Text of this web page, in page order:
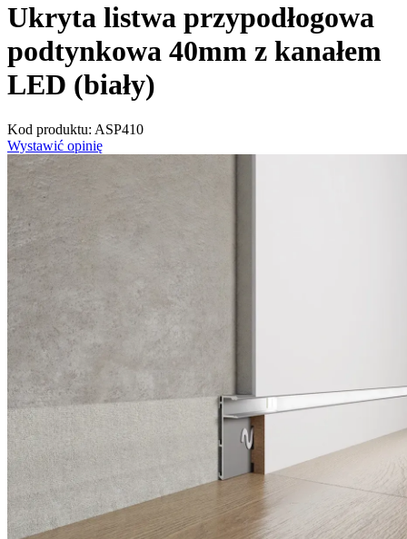
Ukryta listwa przypodłogowa
podtynkowa 40mm z kanałem
LED (biały)
Kod produktu: ASP410
Wystawić opinię